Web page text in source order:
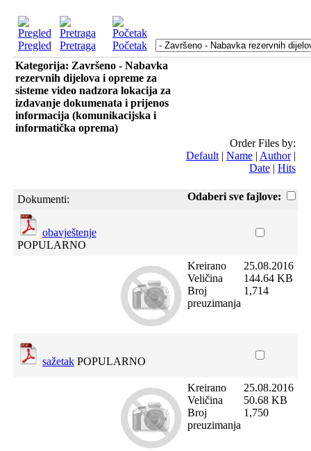
Pregled Pretraga
Početak
Kategorija: Završeno - Nabavka
rezervnih dijelova i opreme za
sisteme video nadzora lokacija za
izdavanje dokumenata i prijenos
informacija (komunikacijska i
informatička oprema)
Order Files by:
Default| Name| Author|
Date| Hits
Odaberi sve fajlove:
Dokumenti:
obavještenje
POPULARNO
Kreirano
Veličina
Broj
preuzimanja
25.08.2016
144.64 KB
1,714
sažetak POPULARNO
Kreirano
Veličina
Broj
preuzimanja
25.08.2016
50.68 KB
1,750